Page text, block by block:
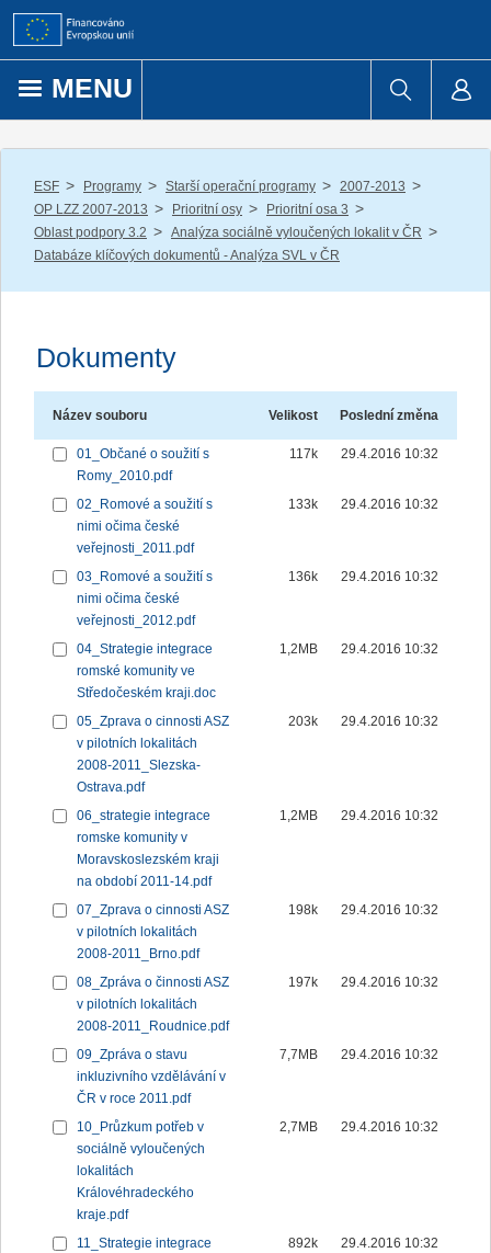
Přejít k obsahu
MENU
ESF / Programy / Starší operační programy / 2007-2013 /
OP LZZ 2007-2013 / Prioritní osy / Prioritní osa 3 /
Oblast podpory 3.2 / Analýza sociálně vyloučených lokalit v ČR /
Databáze klíčových dokumentů - Analýza SVL v ČR
Dokumenty
Název souboru Velikost Poslední změna
01_Občané o soužití s
Romy_2010.pdf
117k 29.4.2016 10:32
02_Romové a soužití s
nimi očima české
veřejnosti_2011.pdf
133k 29.4.2016 10:32
03_Romové a soužití s
nimi očima české
veřejnosti_2012.pdf
136k 29.4.2016 10:32
04_Strategie integrace
romské komunity ve
Středočeském kraji.doc
1,2MB 29.4.2016 10:32
05_Zprava o cinnosti ASZ
v pilotních lokalitách
2008-2011_Slezska-
Ostrava.pdf
203k 29.4.2016 10:32
06_strategie integrace
romske komunity v
Moravskoslezském kraji
na období 2011-14.pdf
1,2MB 29.4.2016 10:32
07_Zprava o cinnosti ASZ
v pilotních lokalitách
2008-2011_Brno.pdf
198k 29.4.2016 10:32
08_Zpráva o činnosti ASZ
v pilotních lokalitách
2008-2011_Roudnice.pdf
197k 29.4.2016 10:32
09_Zpráva o stavu
inkluzivního vzdělávání v
ČR v roce 2011.pdf
7,7MB 29.4.2016 10:32
10_Průzkum potřeb v
sociálně vyloučených
lokalitách
Královéhradeckého
kraje.pdf
2,7MB 29.4.2016 10:32
11_Strategie integrace
892k 29.4.2016 10:32